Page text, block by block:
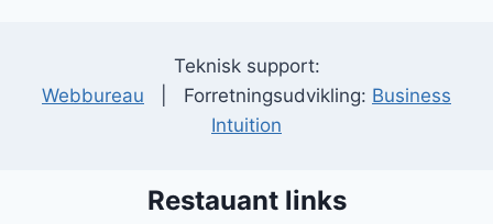
Teknisk support:
Webbureau | Forretningsudvikling: Business
Intuition
Restauant links